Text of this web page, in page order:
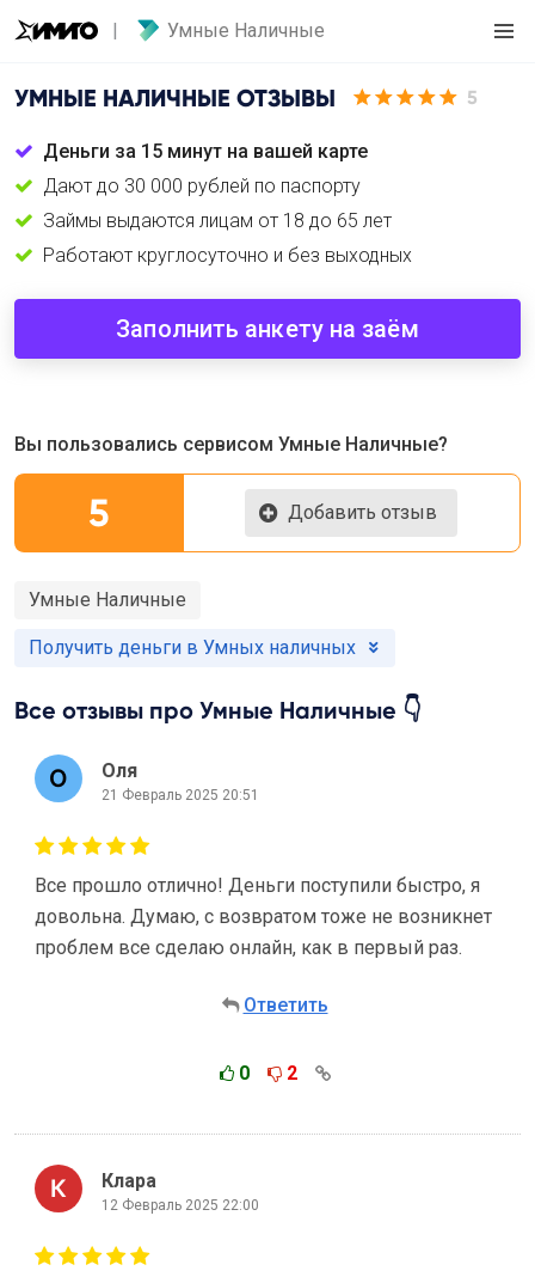
Умные Наличные
УМНЫЕ НАЛИЧНЫЕ ОТЗЫВЫ 5
Деньги за 15 минут на вашей карте
Дают до 30 000 рублей по паспорту
Займы выдаются лицам от 18 до 65 лет
Работают круглосуточно и без выходных
Заполнить анкету на заём
Вы пользовались сервисом Умные Наличные?
5 Добавить отзыв
Умные Наличные
Получить деньги в Умных наличных
Все отзывы про Умные Наличные 👇
Оля
21 Февраль 2025 20:51
Все прошло отлично! Деньги поступили быстро, я
довольна. Думаю, с возвратом тоже не возникнет
проблем все сделаю онлайн, как в первый раз.
Ответить
0 2
Клара
12 Февраль 2025 22:00